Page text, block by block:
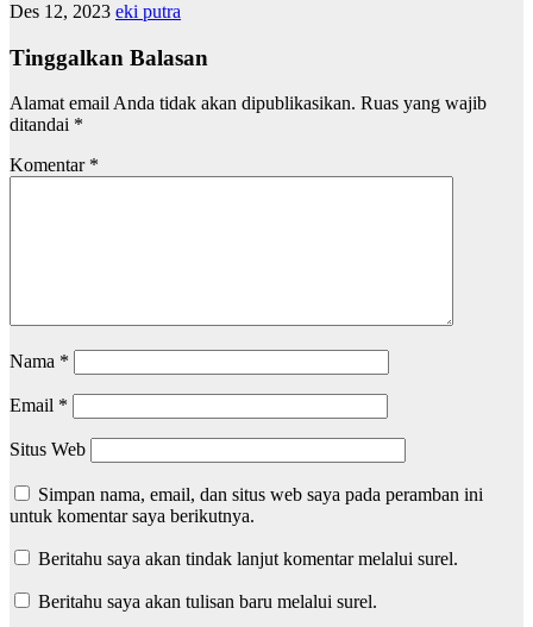
Des 12, 2023 eki putra
Tinggalkan Balasan
Alamat email Anda tidak akan dipublikasikan. Ruas yang wajib
ditandai *
Komentar *
Nama *
Email *
Situs Web
Simpan nama, email, dan situs web saya pada peramban ini
untuk komentar saya berikutnya.
Beritahu saya akan tindak lanjut komentar melalui surel.
Beritahu saya akan tulisan baru melalui surel.